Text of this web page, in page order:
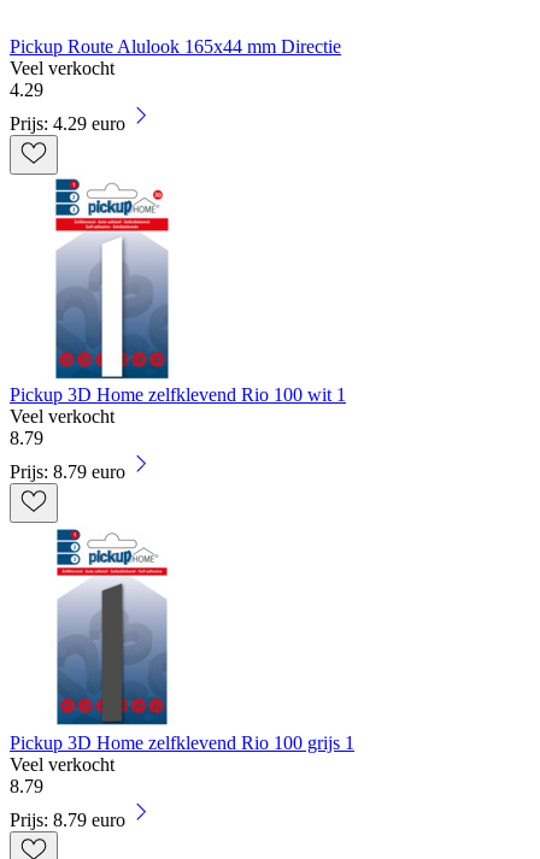
Pickup Route Alulook 165x44 mm Directie
Veel verkocht
4.29
Prijs: 4.29 euro
Pickup 3D Home zelfklevend Rio 100 wit 1
Veel verkocht
8.79
Prijs: 8.79 euro
Pickup 3D Home zelfklevend Rio 100 grijs 1
Veel verkocht
8.79
Prijs: 8.79 euro